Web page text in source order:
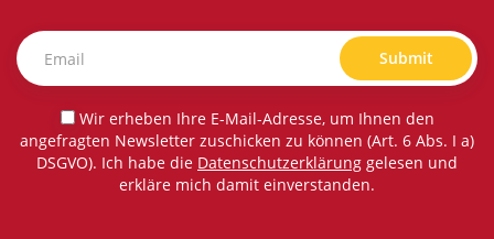
Submit
Wir erheben Ihre E-Mail-Adresse, um Ihnen den
angefragten Newsletter zuschicken zu können (Art. 6 Abs. I a)
DSGVO). Ich habe die Datenschutzerklärung gelesen und
erkläre mich damit einverstanden.